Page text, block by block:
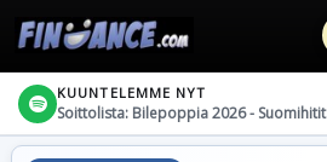
KUUNTELEMME NYT
Soittolista: Bilepoppia 2026 - Suomihitit